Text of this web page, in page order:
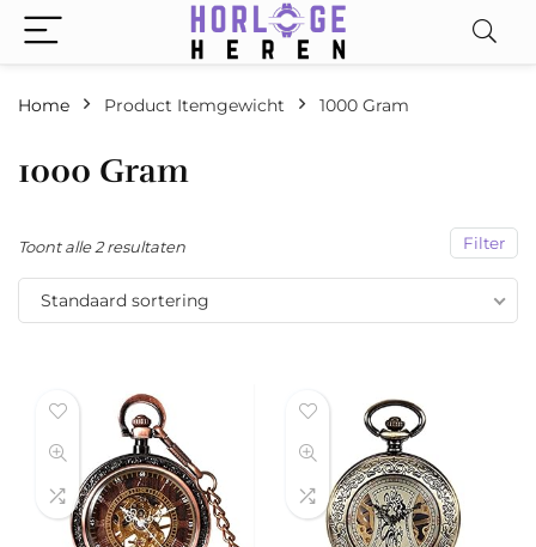
Home Product Itemgewicht ‎1000 Gram
‎1000 Gram
Filter
Toont alle 2 resultaten
Standaard sortering